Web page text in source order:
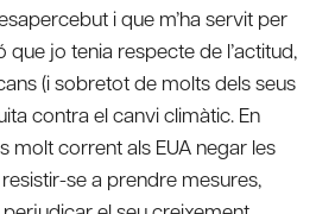
i que m’ha servit per
jo tenia respecte de l’actitud,
(i sobretot de molts dels seus
contra el canvi climàtic. En
molt corrent als EUA negar les
se a prendre mesures,